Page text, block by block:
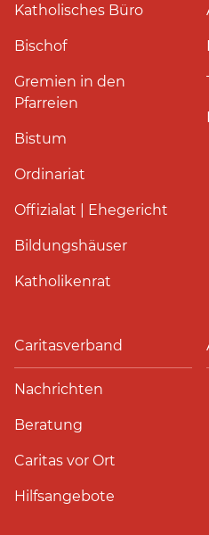
Katholisches Büro
Bischof
Gremien in den
Pfarreien
Bistum
Ordinariat
Offizialat | Ehegericht
Bildungshäuser
Katholikenrat
Caritasverband
Nachrichten
Beratung
Caritas vor Ort
Hilfsangebote